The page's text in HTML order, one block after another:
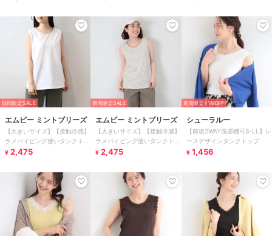
期間限定SALE
エムビー ミントブリーズ
【大きいサイズ】【接触冷感】
ラメパイピング使いタンクトッ
プ
¥ 2,475
期間限定SALE
エムビー ミントブリーズ
【大きいサイズ】【接触冷感】
ラメパイピング使いタンクトッ
プ
¥ 2,475
期間限定41%OFF
シューラルー
【前後2WAY洗濯機可S-LL】レ
ースデザインタンクトップ
¥ 1,456